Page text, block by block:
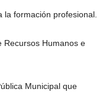
la formación profesional.
Recursos Humanos e
Municipal que